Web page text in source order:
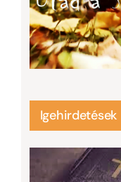
Igehirdetések